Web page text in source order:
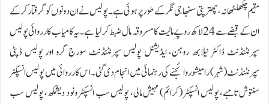
مقیم چکھلٹھانہ، چھترپتی سنبھاجی نگر کے طور پر ہوئی ہے۔ پولیس نے ان دونوں کو گرفتار کرکے
ان کے قبضے سے 24 لاکھ روپے مالیت کا مسروقہ مال ضبط کر لیا ہے۔یہ کامیاب کارروائی پولیس
سپرنٹنڈنٹ ڈاکٹر نیلابھ روہن، ایڈیشنل پولیس سپرنٹنڈنٹ سورج گرو اور پولیس ڈپٹی
سپرنٹنڈنٹ (شہر) رامیشور وائجنے کی رہنمائی میں انجام دی گئی۔اس کارروائی میں پولیس انسپکٹر
سنتوش تامبے، پولیس انسپکٹر (کرائم) مہیش مالی، پولیس سب انسپکٹر ونود دیشمکھ، پولیس سب